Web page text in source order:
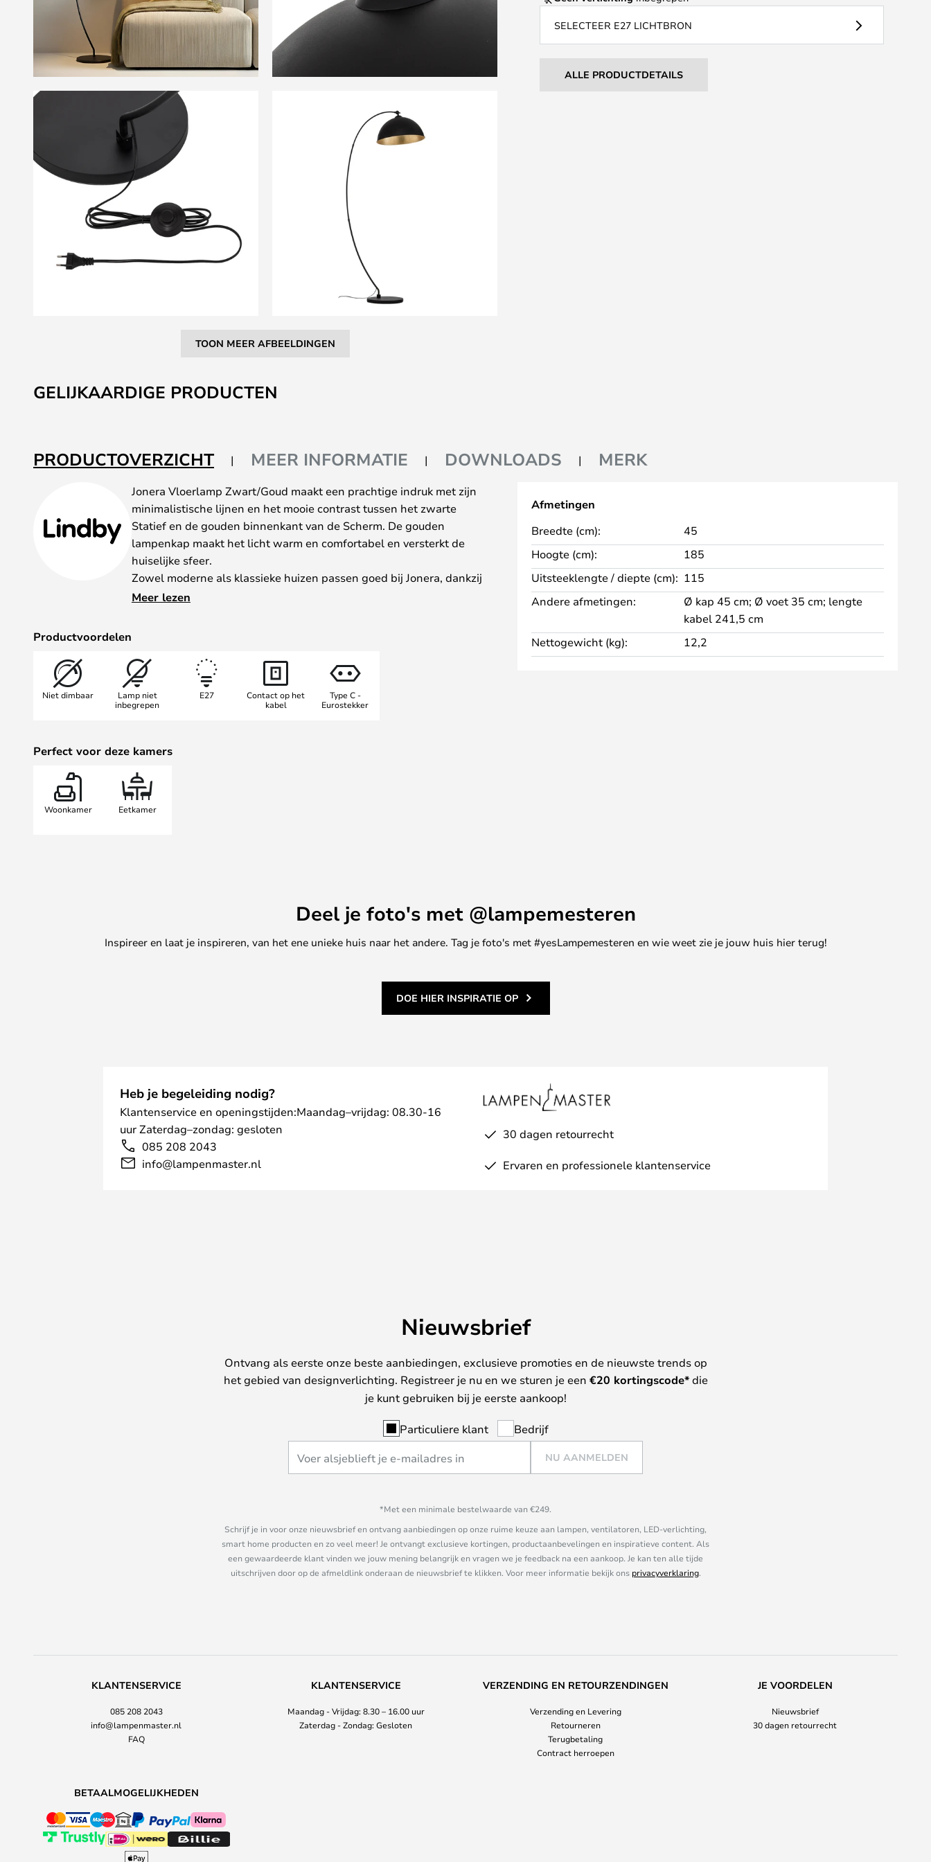
TOON MEER AFBEELDINGEN
naar
het
de
afbeeldingen-
SELECTEER E27 LICHTBRON
ALLE PRODUCTDETAILS
GELIJKAARDIGE PRODUCTEN
PRODUCTOVERZICHT MEER INFORMATIE DOWNLOADS MERK
Jonera Vloerlamp Zwart/Goud maakt een prachtige indruk met zijn
minimalistische lijnen en het mooie contrast tussen het zwarte
Statief en de gouden binnenkant van de Scherm. De gouden
lampenkap maakt het licht warm en comfortabel en versterkt de
huiselijke sfeer.
Zowel moderne als klassieke huizen passen goed bij Jonera, dankzij
de mooie boog die een zelfverzekerde esthetische toets geeft aan
het hart van uw huis in een oase van comfort en prachtig licht..
Meer lezen
Productvoordelen
Niet dimbaar
Lamp niet
inbegrepen
E27
Contact op het
kabel
Type C -
Eurostekker
Perfect voor deze kamers
Woonkamer Eetkamer
Afmetingen
Breedte (cm):
45
Hoogte (cm):
185
Uitsteeklengte / diepte (cm): 115
Andere afmetingen:
Ø kap 45 cm; Ø voet 35 cm; lengte
kabel 241,5 cm
Nettogewicht (kg):
12,2
Deel je foto's met @lampemesteren
Inspireer en laat je inspireren, van het ene unieke huis naar het andere. Tag je foto's met #yesLampemesteren en wie weet zie je jouw huis hier terug!
DOE HIER INSPIRATIE OP
Heb je begeleiding nodig?
Klantenservice en openingstijden:Maandag–vrijdag: 08.30-16
uur Zaterdag–zondag: gesloten
085 208 2043
info@lampenmaster.nl
30 dagen retourrecht
Ervaren en professionele klantenservice
Nieuwsbrief
Ontvang als eerste onze beste aanbiedingen, exclusieve promoties en de nieuwste trends op
het gebied van designverlichting. Registreer je nu en we sturen je een €20 kortingscode*die
je kunt gebruiken bij je eerste aankoop!
Particuliere klant Bedrijf
NU AANMELDEN
*Met een minimale bestelwaarde van €249.
Schrijf je in voor onze nieuwsbrief en ontvang aanbiedingen op onze ruime keuze aan lampen, ventilatoren, LED-verlichting,
smart home producten en zo veel meer! Je ontvangt exclusieve kortingen, productaanbevelingen en inspiratieve content. Als
een gewaardeerde klant vinden we jouw mening belangrijk en vragen we je feedback na een aankoop. Je kan ten alle tijde
uitschrijven door op de afmeldlink onderaan de nieuwsbrief te klikken. Voor meer informatie bekijk ons privacyverklaring.
KLANTENSERVICE
085 208 2043
info@lampenmaster.nl
FAQ
KLANTENSERVICE
Maandag - Vrijdag: 8.30 – 16.00 uur
Zaterdag - Zondag: Gesloten
VERZENDING EN RETOURZENDINGEN
Verzending en Levering
Retourneren
Terugbetaling
Contract herroepen
JE VOORDELEN
Nieuwsbrief
30 dagen retourrecht
BETAALMOGELIJKHEDEN